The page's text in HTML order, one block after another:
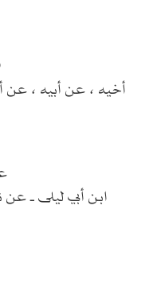
أخيه ، عن أبيه ، عن
ابن أبي ليلى ـ